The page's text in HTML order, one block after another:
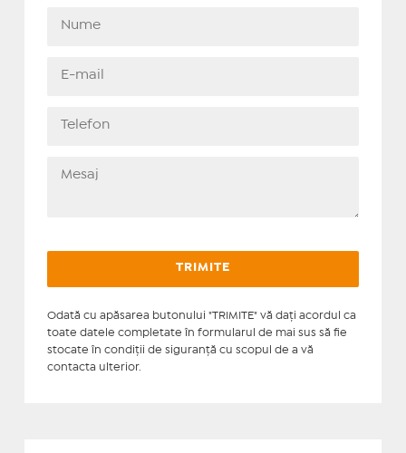
Odată cu apăsarea butonului "TRIMITE" vă daţi acordul ca
toate datele completate în formularul de mai sus să fie
stocate în condiţii de siguranţă cu scopul de a vă
contacta ulterior.